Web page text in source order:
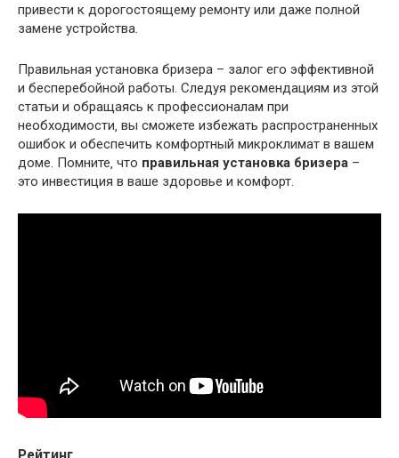
привести к дорогостоящему ремонту или даже полной
замене устройства.
Правильная установка бризера – залог его эффективной
и бесперебойной работы. Следуя рекомендациям из этой
статьи и обращаясь к профессионалам при
необходимости‚ вы сможете избежать распространенных
ошибок и обеспечить комфортный микроклимат в вашем
доме. Помните‚ что правильная установка бризера –
это инвестиция в ваше здоровье и комфорт.